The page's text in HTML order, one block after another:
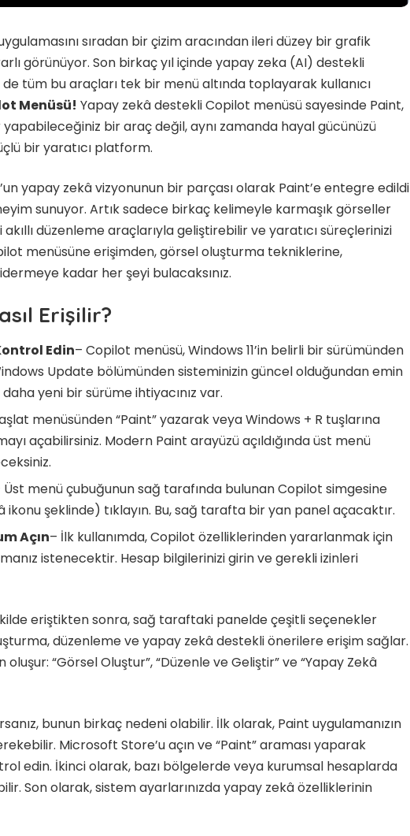
sıradan bir çizim aracından ileri düzey bir grafik
görünüyor. Son birkaç yıl içinde yapay zeka (AI) destekli
tüm bu araçları tek bir menü altında toplayarak kullanıcı
Menüsü! Yapay zekâ destekli Copilot menüsü sayesinde Paint,
bir araç değil, aynı zamanda hayal gücünüzü
bir yaratıcı platform.
yapay zekâ vizyonunun bir parçası olarak Paint’e entegre edildi
sunuyor. Artık sadece birkaç kelimeyle karmaşık görseller
düzenleme araçlarıyla geliştirebilir ve yaratıcı süreçlerinizi
menüsüne erişimden, görsel oluşturma tekniklerine,
kadar her şeyi bulacaksınız.
Erişilir?
Edin– Copilot menüsü, Windows 11’in belirli bir sürümünden
Update bölümünden sisteminizin güncel olduğundan emin
daha yeni bir sürüme ihtiyacınız var.
menüsünden “Paint” yazarak veya Windows + R tuşlarına
açabilirsiniz. Modern Paint arayüzü açıldığında üst menü
Üst menü çubuğunun sağ tarafında bulunan Copilot simgesine
ikonu şeklinde) tıklayın. Bu, sağ tarafta bir yan panel açacaktır.
Açın– İlk kullanımda, Copilot özelliklerinden yararlanmak için
istenecektir. Hesap bilgilerinizi girin ve gerekli izinleri
eriştikten sonra, sağ taraftaki panelde çeşitli seçenekler
düzenleme ve yapay zekâ destekli önerilere erişim sağlar.
“Görsel Oluştur”, “Düzenle ve Geliştir” ve “Yapay Zekâ
bunun birkaç nedeni olabilir. İlk olarak, Paint uygulamanızın
Microsoft Store’u açın ve “Paint” araması yaparak
edin. İkinci olarak, bazı bölgelerde veya kurumsal hesaplarda
Son olarak, sistem ayarlarınızda yapay zekâ özelliklerinin